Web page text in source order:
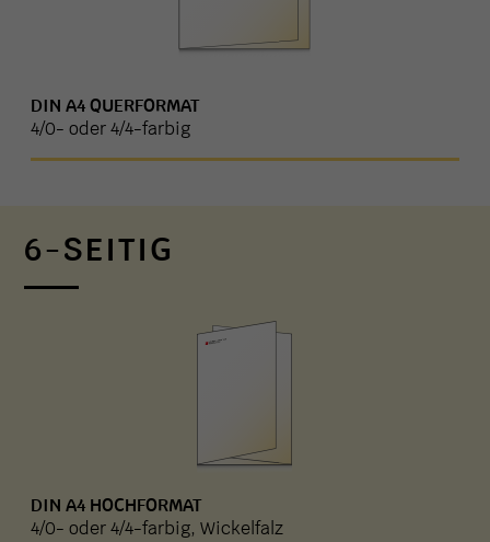
DIN A4 QUERFORMAT
4/0- oder 4/4-farbig
6-SEITIG
DIN A4 HOCHFORMAT
4/0- oder 4/4-farbig, Wickelfalz